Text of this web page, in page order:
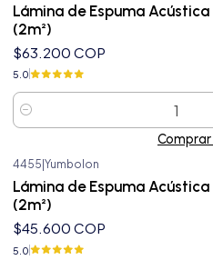
Lámina de Espuma
(2m²)
$63.200 COP
5.0
Cantidad
4455 Yumbolon
Lámina de Espuma
(2m²)
$45.600 COP
5.0